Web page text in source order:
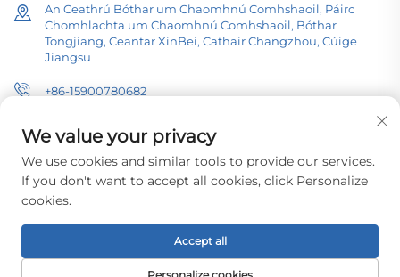
An Ceathrú Bóthar um Chaomhnú Comhshaoil, Páirc
Chomhlachta um Chaomhnú Comhshaoil, Bóthar
Tongjiang, Ceantar XinBei, Cathair Changzhou, Cúige
Jiangsu
+86-15900780682
[email protected]
Cóipchirt © 2026 Changzhou Pacific Electric Equipment (Grúpa) Co.,
Ltd. Gach ceart ar fad fáilte. Beartas Príobháideachta
We value your privacy
We use cookies and similar tools to provide our services.
If you don't want to accept all cookies, click Personalize
cookies.
Accept all